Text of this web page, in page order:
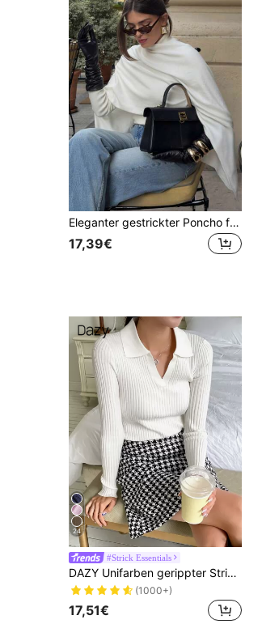
Eleganter gestrickter Poncho für Damen, eleganter lässiger Herbstmode Pullover mit hohem Kragen, Langarm, mittlere Dehnbarkeit, Weiß, Herbst
17,39€
24
#Strick Essentials
DAZY Unifarben gerippter Strickpullover, Langarm Oberteil, Herbstkleidung
(1000+)
17,51€